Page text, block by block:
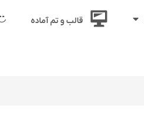
قالب و تم آماده